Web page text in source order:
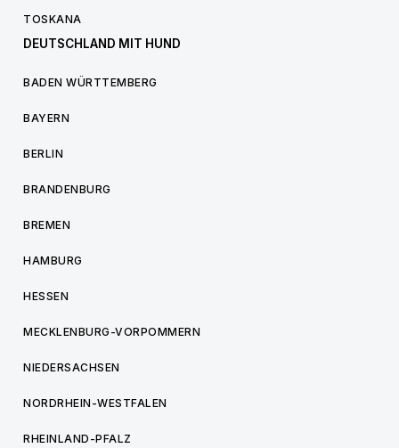
TOSKANA
DEUTSCHLAND MIT HUND
BADEN WÜRTTEMBERG
BAYERN
BERLIN
BRANDENBURG
BREMEN
HAMBURG
HESSEN
MECKLENBURG-VORPOMMERN
NIEDERSACHSEN
NORDRHEIN-WESTFALEN
RHEINLAND-PFALZ